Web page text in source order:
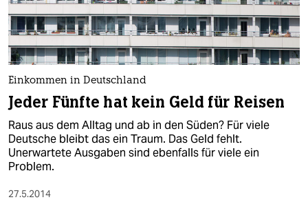
Einkommen in Deutschland
Jeder Fünfte hat kein Geld für Reisen
Raus aus dem Alltag und ab in den Süden? Für viele
Deutsche bleibt das ein Traum. Das Geld fehlt.
Unerwartete Ausgaben sind ebenfalls für viele ein
Problem.
27.5.2014